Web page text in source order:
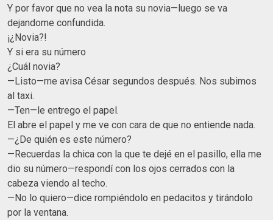
Y por favor que no vea la nota su novia—luego se va
dejandome confundida.
¡¿Novia?!
Y si era su número
¿Cuál novia?
—Listo—me avisa César segundos después. Nos subimos
al taxi.
—Ten—le entrego el papel.
El abre el papel y me ve con cara de que no entiende nada.
—¿De quién es este número?
—Recuerdas la chica con la que te dejé en el pasillo, ella me
dio su número—respondí con los ojos cerrados con la
cabeza viendo al techo.
—No lo quiero—dice rompiéndolo en pedacitos y tirándolo
por la ventana.